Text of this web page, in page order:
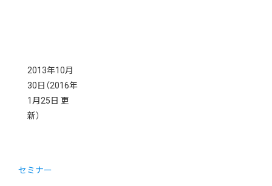
2013年10月
30日 （2016年
1月25日 更
新）
セミナー